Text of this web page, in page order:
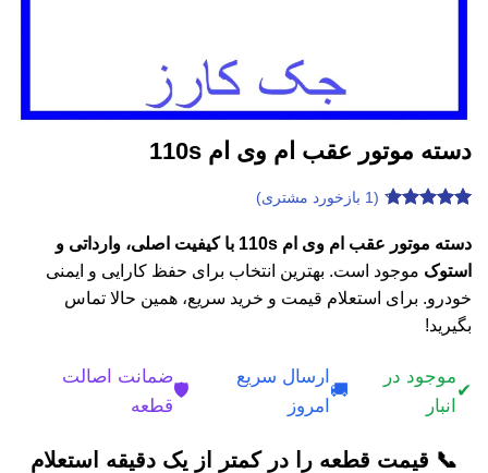
دسته موتور عقب ام وی ام 110s
4.7
از 5
امتیازدهی
مشتری
(
1 بازخورد مشتری)
دسته موتور عقب ام وی ام 110s با کیفیت اصلی، وارداتی و
استوک موجود است. بهترین انتخاب برای حفظ کارایی و ایمنی
خودرو. برای استعلام قیمت و خرید سریع، همین حالا تماس
بگیرید!
✔
موجود در
انبار
🚚
ارسال سریع
امروز
🛡️
ضمانت اصالت
قطعه
📞 قیمت قطعه را در کمتر از یک دقیقه استعلام